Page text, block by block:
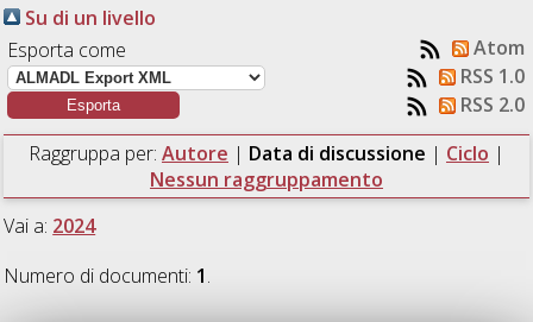
Su di un livello
Esporta come
Atom
RSS 1.0
RSS 2.0
Raggruppa per: Autore | Data di discussione | Ciclo |
Nessun raggruppamento
Vai a: 2024
Numero di documenti: 1.